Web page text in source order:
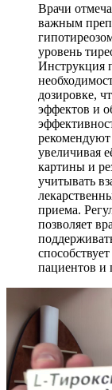
Врачи
важным
уровень
Инструкция
дозировке,
эффектов и
рекомендуют
увеличивая
картины и
учитывать
приема.
позволяет
пациентов и